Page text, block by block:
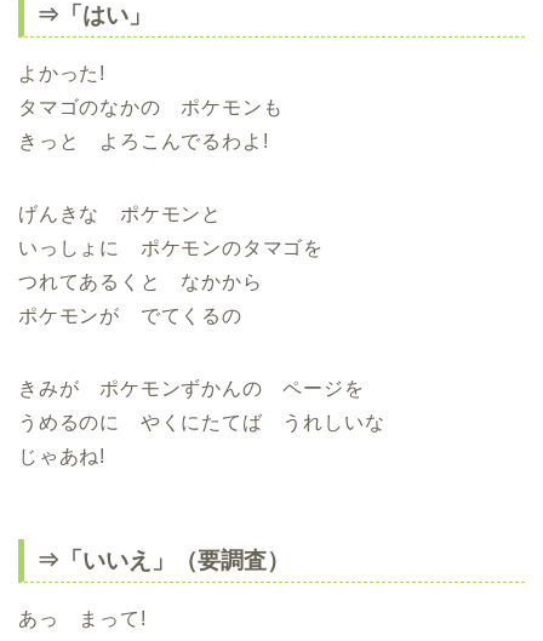
⇒「はい」
よかった!
タマゴのなかの ポケモンも
きっと よろこんでるわよ!
げんきな ポケモンと
いっしょに ポケモンのタマゴを
つれてあるくと なかから
ポケモンが でてくるの
きみが ポケモンずかんの ページを
うめるのに やくにたてば うれしいな
じゃあね!
⇒「いいえ」（要調査）
あっ まって!